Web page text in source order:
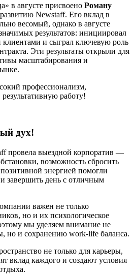
в августе присвоено Роману
Newstaff. Его вклад в
весомый, однако в августе
результатов: инициировал
клиентами и сыграл ключевую роль
Эти результаты открыли для
масштабирования и
профессионализм,
работу!
дух!
провела выездной корпоратив —
возможность сбросить
энергией помогли
завершить день с отличным
важен не только
но и их психологическое
мы уделяем внимание не
но и сохранению work-life баланса.
не только для карьеры,
вклад каждого и создают условия